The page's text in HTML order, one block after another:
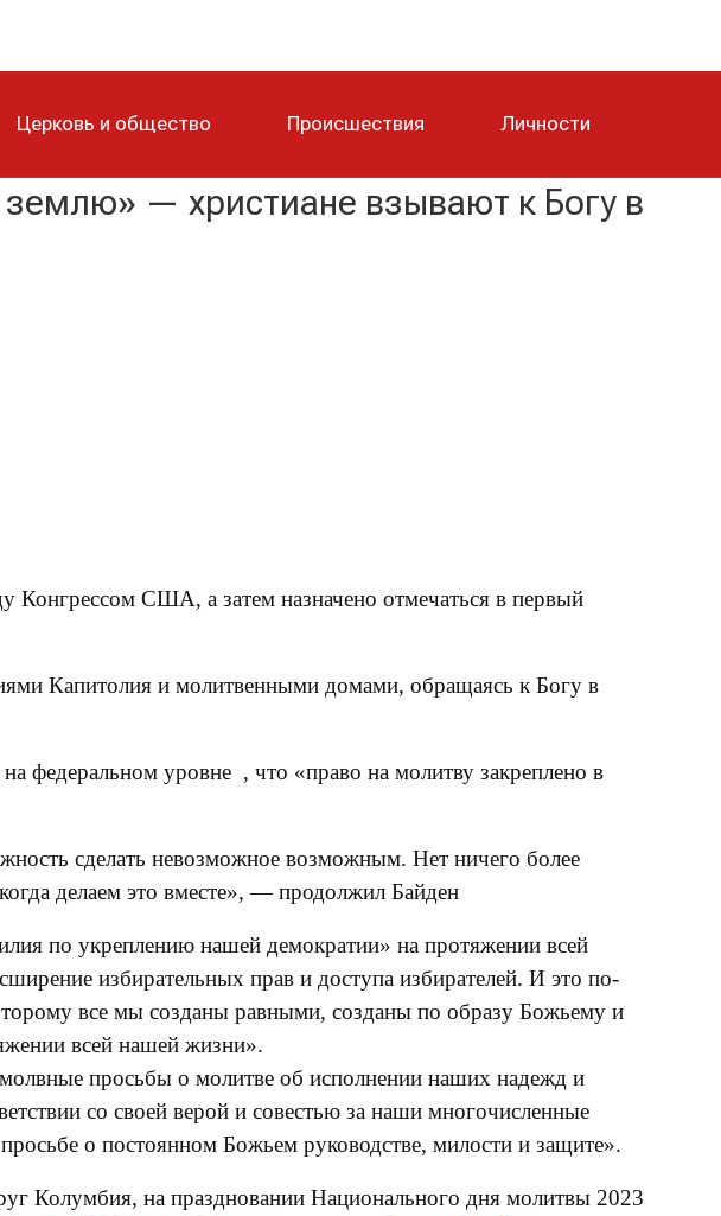
Церковь и общество Происшествия Личности
— христиане взывают к Богу в
США, а затем назначено отмечаться в первый
Капитолия и молитвенными домами, обращаясь к Богу в
федеральном уровне , что «право на молитву закреплено в
сделать невозможное возможным. Нет ничего более
делаем это вместе», — продолжил Байден
по укреплению нашей демократии» на протяжении всей
избирательных прав и доступа избирателей. И это по-
все мы созданы равными, созданы по образу Божьему и
всей нашей жизни».
просьбы о молитве об исполнении наших надежд и
со своей верой и совестью за наши многочисленные
о постоянном Божьем руководстве, милости и защите».
Колумбия, на праздновании Национального дня молитвы 2023